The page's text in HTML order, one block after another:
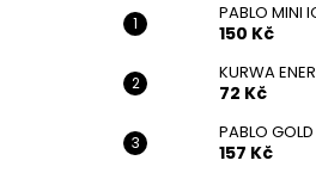
PABLO MINI
150 Kč
KURWA
72 Kč
PABLO
157 Kč